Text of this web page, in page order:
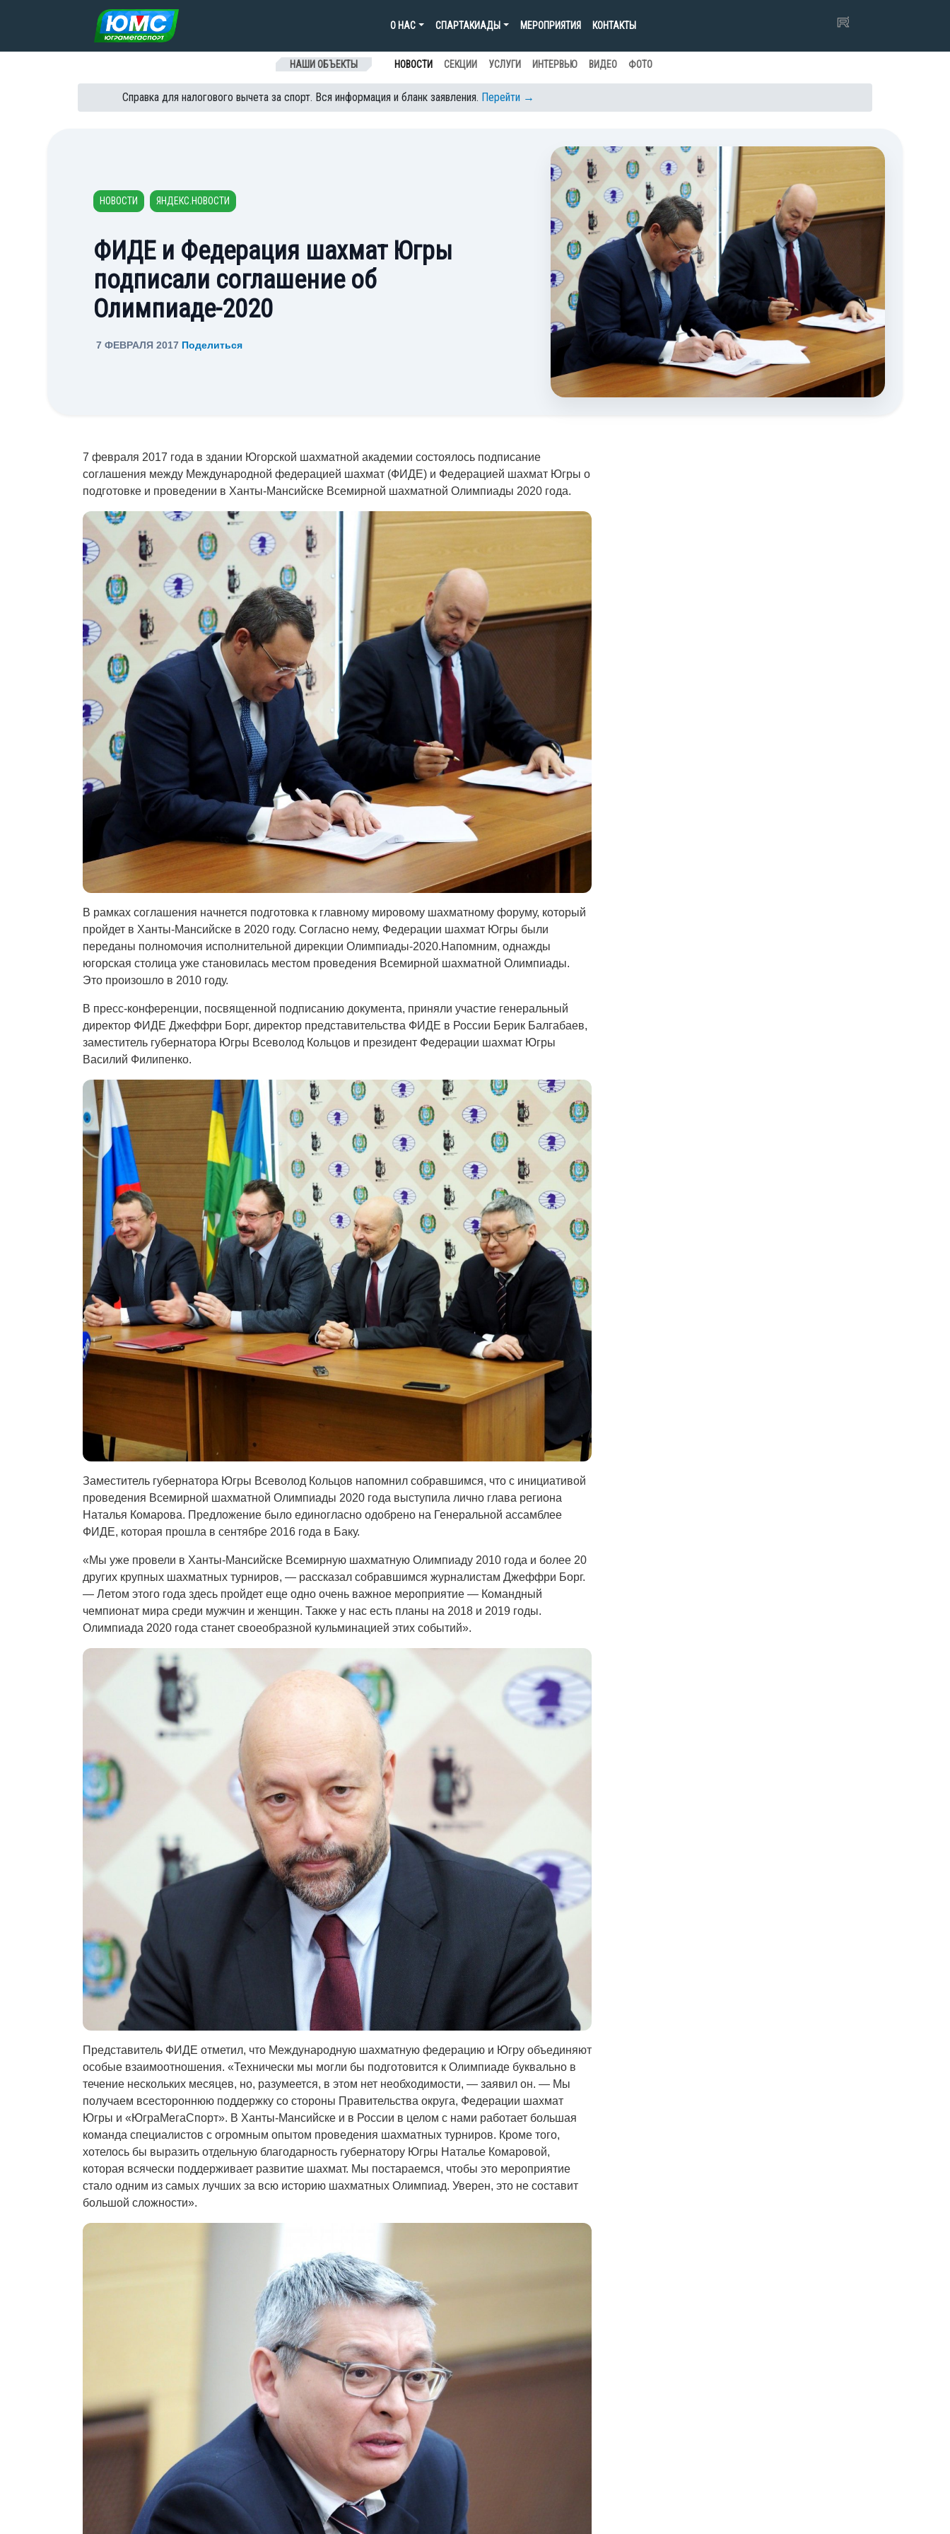
Перейти к содержанию
О НАС СПАРТАКИАДЫ МЕРОПРИЯТИЯ КОНТАКТЫ
НАШИ ОБЪЕКТЫ НОВОСТИ СЕКЦИИ УСЛУГИ ИНТЕРВЬЮ ВИДЕО ФОТО
Справка для налогового вычета за спорт. Вся информация и бланк заявления. Перейти →
НОВОСТИ ЯНДЕКС.НОВОСТИ
ФИДЕ и Федерация шахмат Югры
подписали соглашение об
Олимпиаде-2020
7 ФЕВРАЛЯ 2017 Поделиться
7 февраля 2017 года в здании Югорской шахматной академии состоялось подписание
соглашения между Международной федерацией шахмат (ФИДЕ) и Федерацией шахмат Югры о
подготовке и проведении в Ханты-Мансийске Всемирной шахматной Олимпиады 2020 года.
В рамках соглашения начнется подготовка к главному мировому шахматному форуму, который
пройдет в Ханты-Мансийске в 2020 году. Согласно нему, Федерации шахмат Югры были
переданы полномочия исполнительной дирекции Олимпиады-2020.Напомним, однажды
югорская столица уже становилась местом проведения Всемирной шахматной Олимпиады.
Это произошло в 2010 году.
В пресс-конференции, посвященной подписанию документа, приняли участие генеральный
директор ФИДЕ Джеффри Борг, директор представительства ФИДЕ в России Берик Балгабаев,
заместитель губернатора Югры Всеволод Кольцов и президент Федерации шахмат Югры
Василий Филипенко.
Заместитель губернатора Югры Всеволод Кольцов напомнил собравшимся, что с инициативой
проведения Всемирной шахматной Олимпиады 2020 года выступила лично глава региона
Наталья Комарова. Предложение было единогласно одобрено на Генеральной ассамблее
ФИДЕ, которая прошла в сентябре 2016 года в Баку.
«Мы уже провели в Ханты-Мансийске Всемирную шахматную Олимпиаду 2010 года и более 20
других крупных шахматных турниров, — рассказал собравшимся журналистам Джеффри Борг.
— Летом этого года здесь пройдет еще одно очень важное мероприятие — Командный
чемпионат мира среди мужчин и женщин. Также у нас есть планы на 2018 и 2019 годы.
Олимпиада 2020 года станет своеобразной кульминацией этих событий».
Представитель ФИДЕ отметил, что Международную шахматную федерацию и Югру объединяют
особые взаимоотношения. «Технически мы могли бы подготовится к Олимпиаде буквально в
течение нескольких месяцев, но, разумеется, в этом нет необходимости, — заявил он. — Мы
получаем всестороннюю поддержку со стороны Правительства округа, Федерации шахмат
Югры и «ЮграМегаСпорт». В Ханты-Мансийске и в России в целом с нами работает большая
команда специалистов с огромным опытом проведения шахматных турниров. Кроме того,
хотелось бы выразить отдельную благодарность губернатору Югры Наталье Комаровой,
которая всячески поддерживает развитие шахмат. Мы постараемся, чтобы это мероприятие
стало одним из самых лучших за всю историю шахматных Олимпиад. Уверен, это не составит
большой сложности».